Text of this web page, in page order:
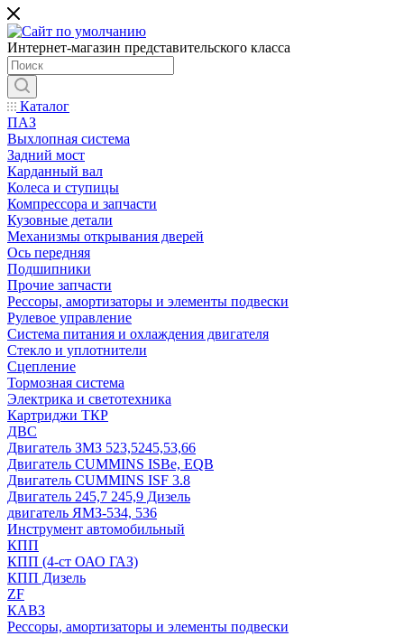
Интернет-магазин представительского класса
Каталог
ПАЗ
Выхлопная система
Задний мост
Карданный вал
Колеса и ступицы
Компрессора и запчасти
Кузовные детали
Механизмы открывания дверей
Ось передняя
Подшипники
Прочие запчасти
Рессоры, амортизаторы и элементы подвески
Рулевое управление
Система питания и охлаждения двигателя
Стекло и уплотнители
Сцепление
Тормозная система
Электрика и светотехника
Картриджи ТКР
ДВС
Двигатель ЗМЗ 523,5245,53,66
Двигатель CUMMINS ISBe, EQB
Двигатель CUMMINS ISF 3.8
Двигатель 245,7 245,9 Дизель
двигатель ЯМЗ-534, 536
Инструмент автомобильный
КПП
КПП (4-ст ОАО ГАЗ)
КПП Дизель
ZF
КАВЗ
Рессоры, амортизаторы и элементы подвески